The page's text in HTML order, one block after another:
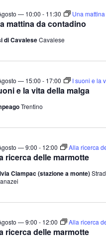
mattina da contadino
— 10:00 - 11:30 Una
di CavaleseCavalese
e la vita della malga
— 15:00 - 17:00 I suoni e la
Trentino
ricerca delle marmotte
— 9:00 - 12:00 Alla ricerca
Ciampac (stazione a monte)
ricerca delle marmotte
— 9:00 - 12:00 Alla ricerca